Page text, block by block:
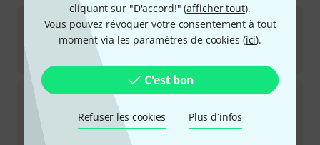
cliquant sur "D'accord!" (afficher tout).
Vous pouvez révoquer votre consentement à tout
moment via les paramètres de cookies (ici).
C'est bon
Refuser les cookies Plus d´infos
Selmer Tenor Sax Soloist C*
Disponible immédiatement
249
BetterSaxBurnin' Tenor Saxophone 7*
Disponible immédiatement
315€